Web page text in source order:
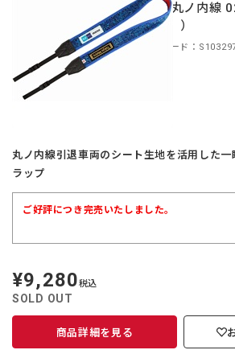
ップ 丸ノ内線
（青））
商品コード：
丸ノ内線引退車両のシート生地を活用した
ラップ
ご好評につき完売いたしました。
定
価
¥9,280税込
SOLD OUT
商品詳細を見る